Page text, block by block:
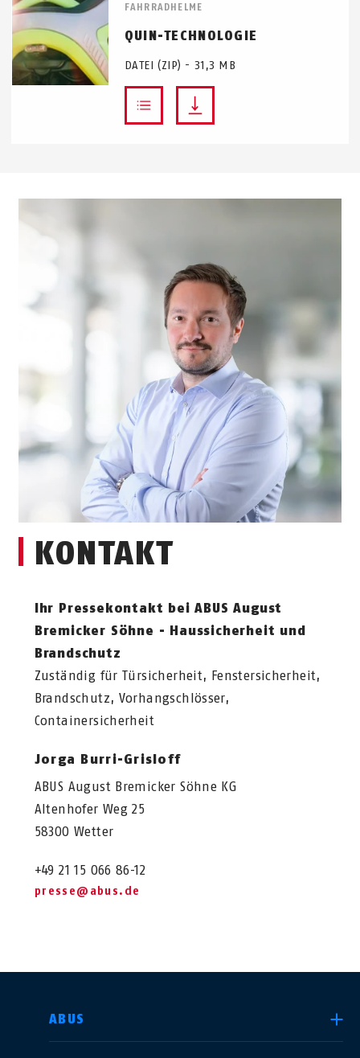
FAHRRADHELME
QUIN-TECHNOLOGIE
DATEI (ZIP) - 31,3 MB
KONTAKT
Ihr Pressekontakt bei ABUS August
Bremicker Söhne - Haussicherheit und
Brandschutz
Zuständig für Türsicherheit, Fenstersicherheit,
Brandschutz, Vorhangschlösser,
Containersicherheit
Jorga Burri-Grisloff
ABUS August Bremicker Söhne KG
Altenhofer Weg 25
58300 Wetter
+49 21 15 066 86-12
presse@abus.de
ABUS
LAND AUSWÄHLEN